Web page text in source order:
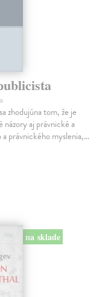
zhodujúna tom, že je
aj právnické a
právnického myslenia,…
na sklade